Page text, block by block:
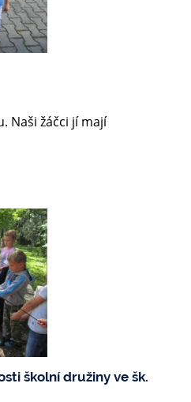
Naši žáčci jí mají
školní družiny ve šk.